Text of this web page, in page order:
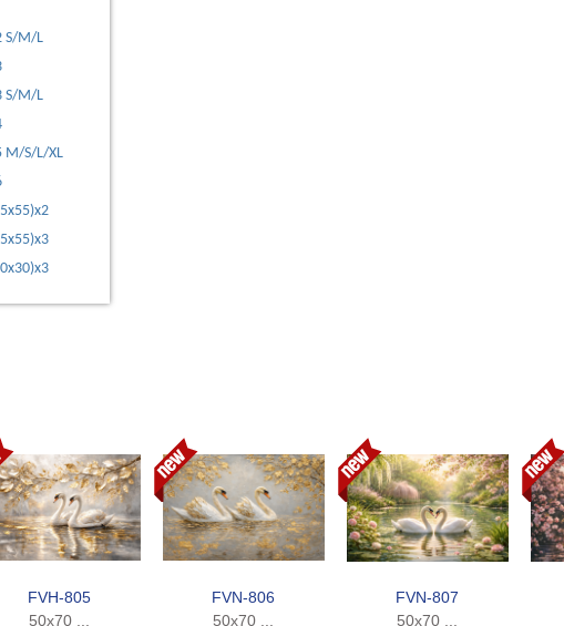
S/M/L
S/M/L
M/S/L/XL
FVH-805
50x70 ...
FVN-806
50x70 ...
FVN-807
50x70 ...